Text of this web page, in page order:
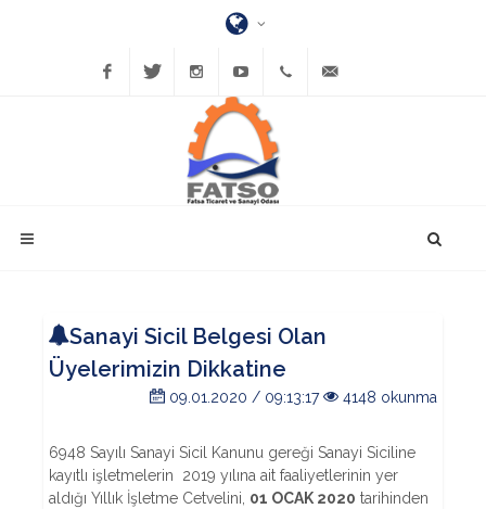
InstagramYouTube(452)
423-
Sanayi Sicil Belgesi Olan
Üyelerimizin Dikkatine
09.01.2020 / 09:13:17 4148 okunma
6948 Sayılı Sanayi Sicil Kanunu gereği Sanayi Siciline
kayıtlı işletmelerin 2019 yılına ait faaliyetlerinin yer
aldığı Yıllık İşletme Cetvelini, 01 OCAK 2020 tarihinden